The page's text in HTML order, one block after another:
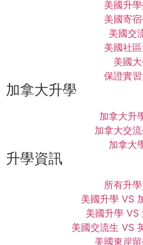
美國升
美國寄
美國交
美國社
美國
保證實
加拿大升學
加拿大升
加拿大交
加拿大
升學資訊
所有升
美國升學 VS
美國升學 VS
美國交流生 VS
美國東岸